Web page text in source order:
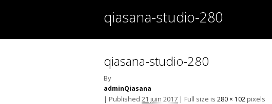
qiasana-studio-280
qiasana-studio-280
By
adminQiasana
| Published 21 juin 2017 | Full size is 280 × 102 pixels